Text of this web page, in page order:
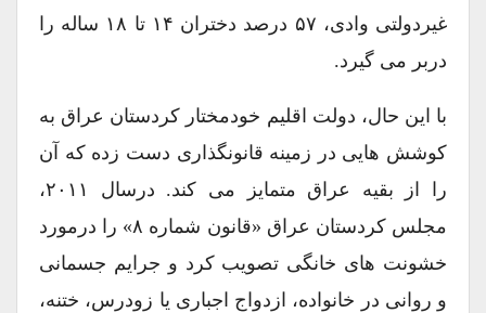
غیردولتی وادی، ۵۷ درصد دختران ۱۴ تا ۱۸ ساله را
دربر می گیرد.
با این حال، دولت اقلیم خودمختار کردستان عراق به
کوشش هایی در زمینه قانونگذاری دست زده که آن
را از بقیه عراق متمایز می کند. درسال ۲۰۱۱،
مجلس کردستان عراق «قانون شماره ۸» را درمورد
خشونت های خانگی تصویب کرد و جرایم جسمانی
و روانی در خانواده، ازدواج اجباری یا زودرس، ختنه،